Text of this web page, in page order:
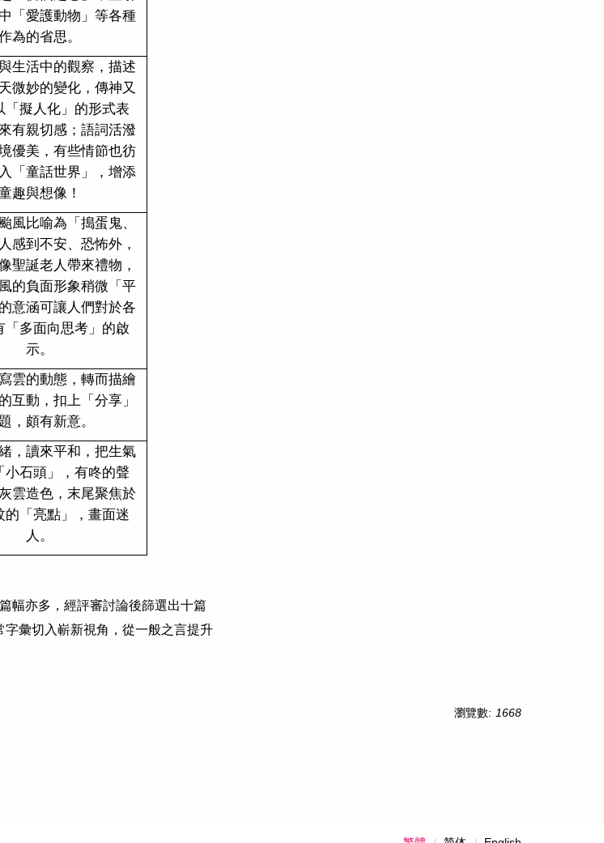
「愛護動物」等各種
為的省思。
生活中的觀察，描述
微妙的變化，傳神又
「擬人化」的形式表
有親切感；語詞活潑
優美，有些情節也彷
「童話世界」，增添
趣與想像！
風比喻為「搗蛋鬼、
感到不安、恐怖外，
聖誕老人帶來禮物，
的負面形象稍微「平
意涵可讓人們對於各
「多面向思考」的啟
示。
雲的動態，轉而描繪
互動，扣上「分享」
，頗有新意。
，讀來平和，把生氣
小石頭」，有咚的聲
雲造色，末尾聚焦於
的「亮點」，畫面迷
人。
幅亦多，經評審討論後篩選出十篇
彙切入嶄新視角，從一般之言提升
瀏覽數: 1668